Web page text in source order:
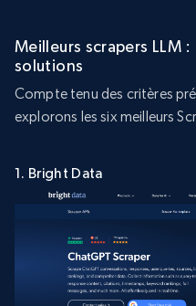
Meilleurs scrapers LLM
solutions
Compte tenu des critères
explorons les six meilleurs
1. Bright Data